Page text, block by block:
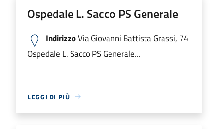
Ospedale L. Sacco PS Generale
IndirizzoVia Giovanni Battista Grassi, 74
Ospedale L. Sacco PS Generale...
LEGGI DI PIÙ